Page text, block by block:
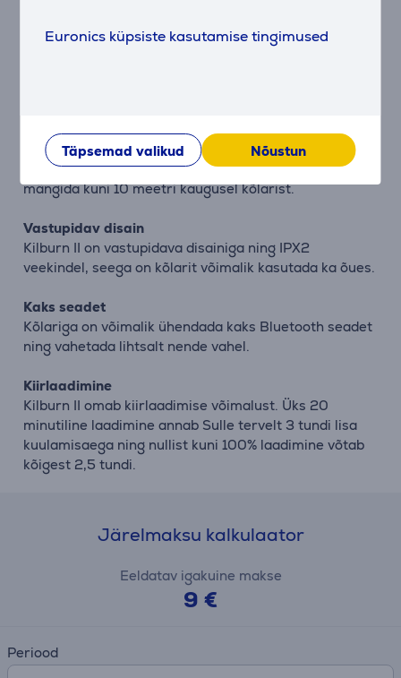
Euronics küpsiste kasutamise tingimused
Täpsemad valikud Nõustun
Mitmesuunaline heli
Bluetooth 5.0 aptX
Kilburn II kasutab edasijõudnud Bluetooth 5.0 aptX
tehnoloogiat, mis võimaldab juhtmevabalt muusikat
mängida kuni 10 meetri kaugusel kõlarist.
Vastupidav disain
Kilburn II on vastupidava disainiga ning IPX2
veekindel, seega on kõlarit võimalik kasutada ka õues.
Kaks seadet
Kõlariga on võimalik ühendada kaks Bluetooth seadet
ning vahetada lihtsalt nende vahel.
Kiirlaadimine
Kilburn II omab kiirlaadimise võimalust. Üks 20
minutiline laadimine annab Sulle tervelt 3 tundi lisa
kuulamisaega ning nullist kuni 100% laadimine võtab
kõigest 2,5 tundi.
Järelmaksu kalkulaator
Eeldatav igakuine makse
9 €
Periood